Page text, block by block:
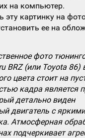
на компьютер.
картинку на
ее на
фото
BRZ (или Toyota 86)
цвета стоит на
кадра является
детально виден
двигатель с
Атмосферная
подчеркивает